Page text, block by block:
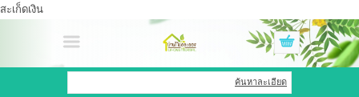
สะเก็ดเงิน
เข้าสู่ระบบ สมัครสมาชิก
ค้นหาละเอียด